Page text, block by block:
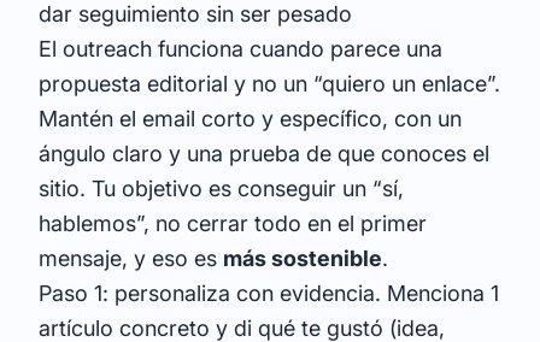
dar seguimiento sin ser pesado
El outreach funciona cuando parece una
propuesta editorial y no un “quiero un enlace”.
Mantén el email corto y específico, con un
ángulo claro y una prueba de que conoces el
sitio. Tu objetivo es conseguir un “sí,
hablemos”, no cerrar todo en el primer
mensaje, y eso es más sostenible.
Paso 1: personaliza con evidencia. Menciona 1
artículo concreto y di qué te gustó (idea,